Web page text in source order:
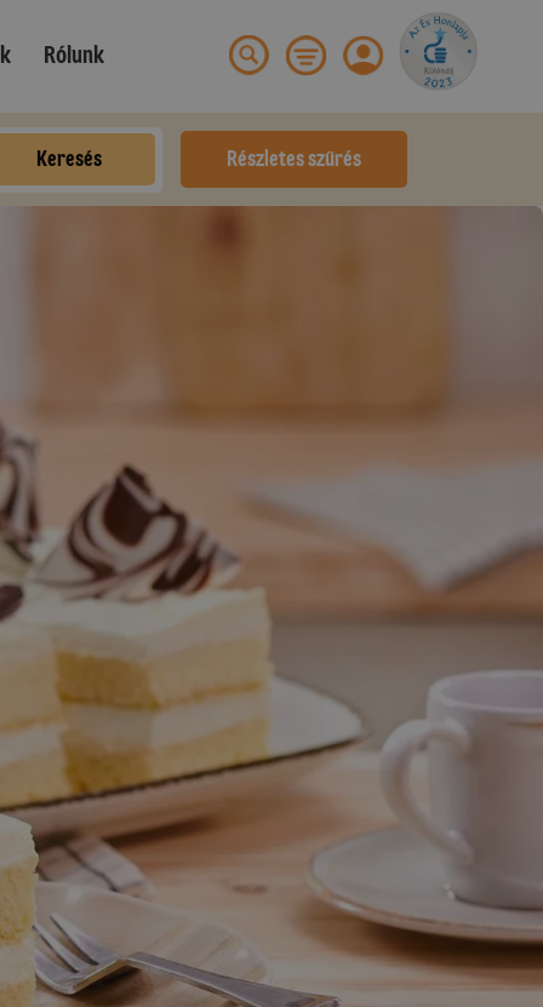
Rólunk
Keresés Részletes szűrés